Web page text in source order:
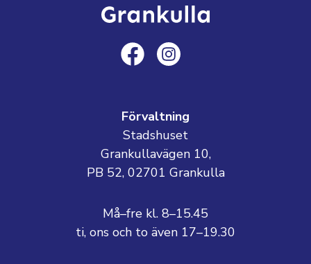
Förvaltning
Stadshuset
Grankullavägen 10,
PB 52, 02701 Grankulla
Må–fre kl. 8–15.45
ti, ons och to även 17–19.30